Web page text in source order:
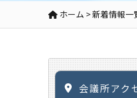
ホーム >新着情報一
会議所アク